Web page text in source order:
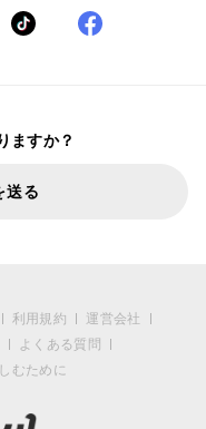
ますか？
送る
利用規約
運営会社
よくある質問
むために